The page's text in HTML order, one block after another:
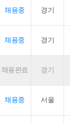
채용중 경기
채용중 경기
채용완료 경기
채용중 서울